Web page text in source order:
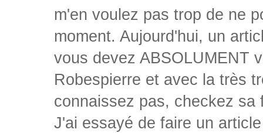
m'en voulez pas trop de ne
moment. Aujourd'hui, un
vous devez ABSOLUMENT
Robespierre et avec la très
connaissez pas, checkez sa
J'ai essayé de faire un